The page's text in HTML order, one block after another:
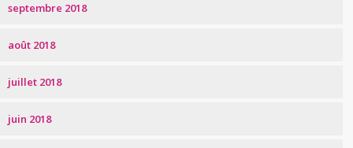
septembre 2018
août 2018
juillet 2018
juin 2018